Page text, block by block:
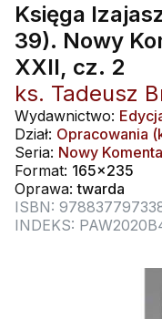
Pismo Święte
Kościół Katolicki
Duszpasterstwo
Teologia
Życie chrześcijańskie
Duchowość
Literatura piękna
Wszystko z kategorii
DVD
CD-ROM
Muzyka
Rekolekcje i inne na
Śpiew i modlitwa
Muzyka klasyczna
Dla Dzieci
Wszystko z kategorii
Literatura (D)
Płyty, DVD (D)
Podręczniki i
Podręczniki
Wszystko z kategorii
Podręczniki i
Zabawa i Nauka
Nowości
Zaloguj się
Księga
39). Nowy
XXII, cz. 2
ks. Tadeusz
Wydawnictwo:
Dział: Opracowania
Seria: Nowy
Format: 165x235
Oprawa:twarda
ISBN:
INDEKS: